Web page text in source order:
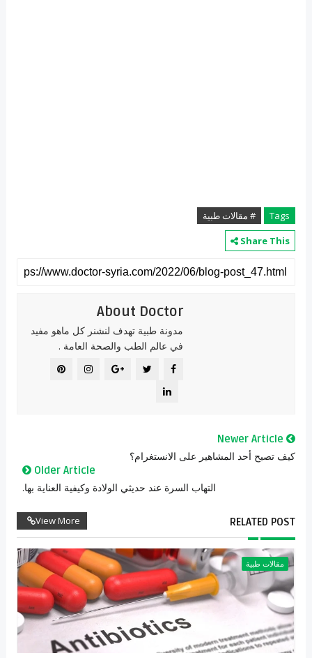
Tags
# مقالات طبية
Share This
About Doctor
مدونة طبية تهدف لنشنر كل ماهو مفيد
في عالم الطب والصحة العامة .
Newer Article
كيف تصبح أحد المشاهير على الانستغرام؟
Older Article
التهاب السرة عند حديثي الولادة وكيفية العناية بها.
RELATED POST
View More
مقالات طبية